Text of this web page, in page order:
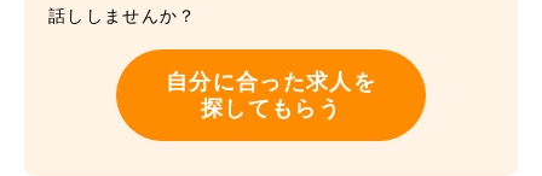
話ししませんか？
自分に合った求人を
探してもらう